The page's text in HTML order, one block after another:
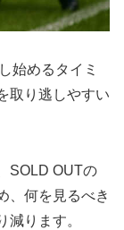
始めるタイミ
取り逃しやすい
SOLD OUTの
、何を見るべき
ります。